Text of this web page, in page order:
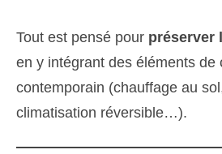
Tout est pensé pour préserver
en y intégrant des éléments de
contemporain (chauffage au
climatisation réversible…).